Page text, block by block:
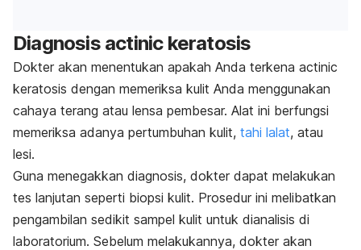
Diagnosis actinic keratosis
Dokter akan menentukan apakah Anda terkena actinic
keratosis dengan memeriksa kulit Anda menggunakan
cahaya terang atau lensa pembesar. Alat ini berfungsi
memeriksa adanya pertumbuhan kulit, tahi lalat, atau
lesi.
Guna menegakkan diagnosis, dokter dapat melakukan
tes lanjutan seperti biopsi kulit. Prosedur ini melibatkan
pengambilan sedikit sampel kulit untuk dianalisis di
laboratorium. Sebelum melakukannya, dokter akan